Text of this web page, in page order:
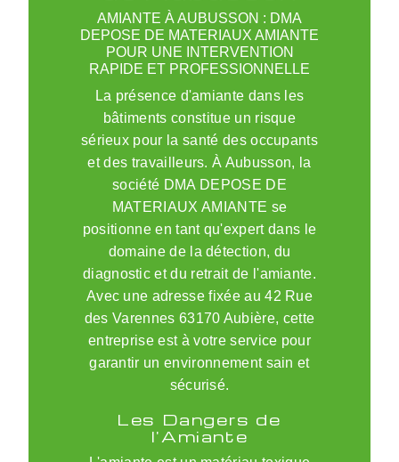
AMIANTE À AUBUSSON : DMA
DEPOSE DE MATERIAUX AMIANTE
POUR UNE INTERVENTION
RAPIDE ET PROFESSIONNELLE
La présence d'amiante dans les
bâtiments constitue un risque
sérieux pour la santé des occupants
et des travailleurs. À Aubusson, la
société DMA DEPOSE DE
MATERIAUX AMIANTE se
positionne en tant qu'expert dans le
domaine de la détection, du
diagnostic et du retrait de l'amiante.
Avec une adresse fixée au 42 Rue
des Varennes 63170 Aubière, cette
entreprise est à votre service pour
garantir un environnement sain et
sécurisé.
Les Dangers de
l'Amiante